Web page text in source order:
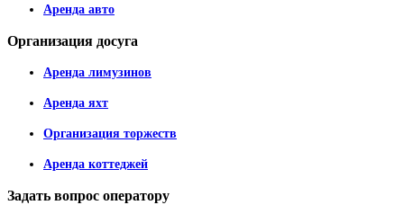
Аренда авто
Организация досуга
Аренда лимузинов
Аренда яхт
Организация торжеств
Аренда коттеджей
Задать вопрос оператору